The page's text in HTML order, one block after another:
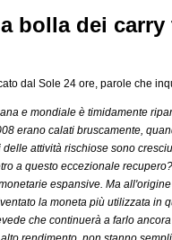
bolla dei
dal Sole 24 ore, parole che
e mondiale è timidamente
erano calati bruscamente,
attività rischiose sono
a questo eccezionale
espansive. Ma
la moneta più utilizzata
che continuerà a farlo